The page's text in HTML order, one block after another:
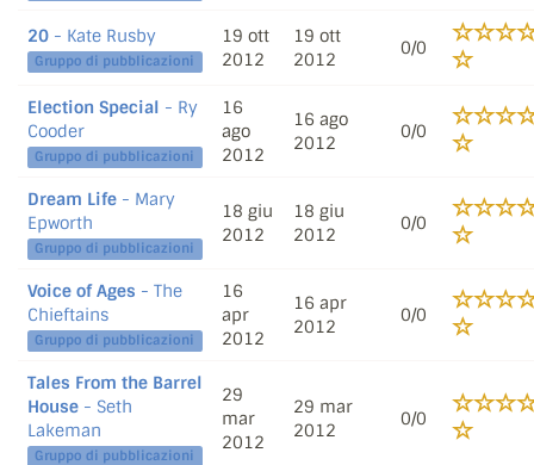
20 - Kate Rusby
Gruppo di pubblicazioni
19 ott
2012
19 ott
2012
0/0
Election Special - Ry
Cooder
Gruppo di pubblicazioni
16
ago
2012
16 ago
2012
0/0
Dream Life - Mary
Epworth
Gruppo di pubblicazioni
18 giu
2012
18 giu
2012
0/0
Voice of Ages - The
Chieftains
Gruppo di pubblicazioni
16
apr
2012
16 apr
2012
0/0
Tales From the Barrel
House - Seth
Lakeman
Gruppo di pubblicazioni
29
mar
2012
29 mar
2012
0/0